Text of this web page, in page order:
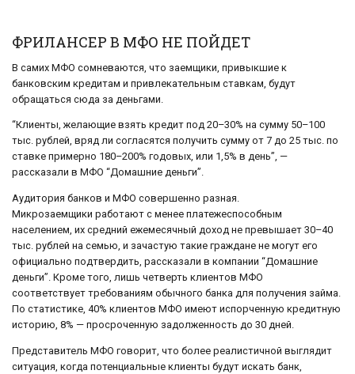
ФРИЛАНСЕР В МФО НЕ ПОЙДЕТ
В самих МФО сомневаются, что заемщики, привыкшие к
банковским кредитам и привлекательным ставкам, будут
обращаться сюда за деньгами.
“Клиенты, желающие взять кредит под 20–30% на сумму 50–100
тыс. рублей, вряд ли согласятся получить сумму от 7 до 25 тыс. по
ставке примерно 180–200% годовых, или 1,5% в день”, —
рассказали в МФО “Домашние деньги”.
Аудитория банков и МФО совершенно разная.
Микрозаемщики работают с менее платежеспособным
населением, их средний ежемесячный доход не превышает 30–40
тыс. рублей на семью, и зачастую такие граждане не могут его
официально подтвердить, рассказали в компании “Домашние
деньги”. Кроме того, лишь четверть клиентов МФО
соответствует требованиям обычного банка для получения займа.
По статистике, 40% клиентов МФО имеют испорченную кредитную
историю, 8% — просроченную задолженность до 30 дней.
Представитель МФО говорит, что более реалистичной выглядит
ситуация, когда потенциальные клиенты будут искать банк,